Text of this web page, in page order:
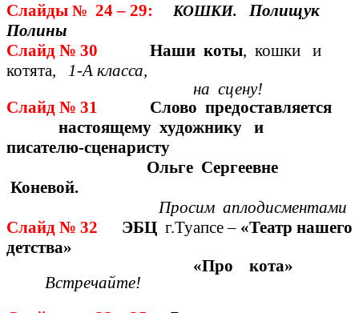
Слайды № 24 – 29: КОШКИ.
Полищук
Полины
Слайд № 30
Наши коты, кошки и
котята, 1-А класса,
на сцену!
Слайд № 31
Слово предоставляется
настоящему художнику и
писателю-сценаристу
Ольге Сергеевне
Коневой.
Просим аплодисментами
Слайд № 32 ЭБЦ г.Туапсе– «Театр нашего
детства»
«Про кота»
Встречайте!